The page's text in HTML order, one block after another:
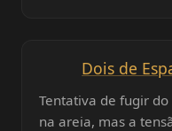
Dois de
Tentativa de fugir
na areia, mas a